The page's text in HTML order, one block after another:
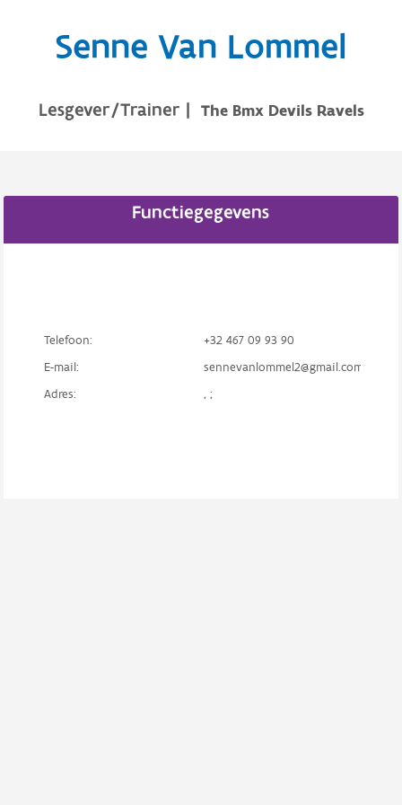
Senne Van Lommel
Lesgever/Trainer | The Bmx Devils Ravels
Functiegegevens
Telefoon:
+32 467 09 93 90
E-mail:
sennevanlommel2@gmail.com
Adres:
, ;